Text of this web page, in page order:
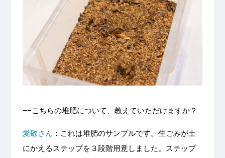
−−こちらの堆肥について、教えていただけますか？
愛敬さん ：これは堆肥のサンプルです。生ごみが土
にかえるステップを３段階用意しました。ステップ